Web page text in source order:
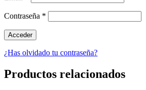
Contraseña *
¿Has olvidado tu contraseña?
Productos relacionados